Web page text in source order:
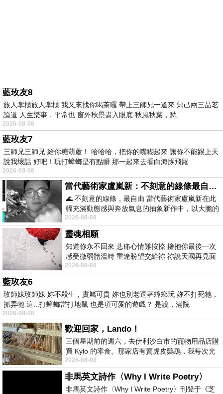
藍玫友8
旅人掌櫃旅人掌櫃 我又來找你喝茶囉 帶上三師兄一道來 知己兩三品茗
論道 人生樂事，平常也 窗外秋景盡入眼底 秋風秋葉，愁
2026-08-08
藍玫友7
三師兄三師兄 給你糖葫蘆！ 哈哈哈，把你的嘴糊起來 讓你不能跟上天
說我壞話 好吧！玩打蟑螂是有點髒 那一起來去看白海豚飛躍
2026-08-08
當代藝術家盧嵐新：不刻意的線條最自由，讓色彩流動、筆觸自己說話
🌊 不刻意的線條，最自由 當代藝術家盧嵐新在此
幅充滿動態感與奔放氣息的抽象新作中，以大膽的
藍色顏料在白色畫布上揮灑、壓印與流淌
2026-08-08
靈魂相願
知道你永不回來 悲痛心情難按捺 擁抱你最後一次
感受微弱體溫時 重逢盼望交給祢 祢說天國再見面
此刻忍淚說別離 他日靈魂再
2026-08-08
藍玫友6
玫師妹玫師妹 妳不殺生，實屬可貴 妳也別老逗著蟑螂玩 妳不打死牠，
抓弄牠 這...打蟑螂當打地鼠 也是項可愛的遊戲？ 是說，滿院
2026-08-08
歡迎回家，Lando！
三個星期前的週六，去伊利沙白市的寵物用品店購
買 Kylo 的零食。那家店有賣虎皮鸚鵡，我每次光
顧都會去看一下。他們偶爾會引進 C
2026-08-08
非馬英文詩作〈Why I Write Poetry〉
非馬英文詩作〈Why I Write Poetry〉刊登于《芝